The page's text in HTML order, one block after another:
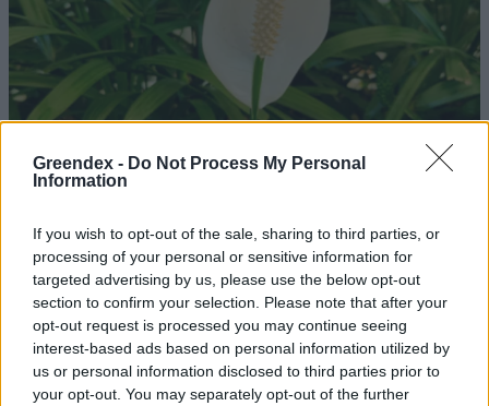
Greendex - Do Not Process My Personal
Information
If you wish to opt-out of the sale, sharing to third parties, or
processing of your personal or sensitive information for
targeted advertising by us, please use the below opt-out
section to confirm your selection. Please note that after your
opt-out request is processed you may continue seeing
interest-based ads based on personal information utilized by
us or personal information disclosed to third parties prior to
your opt-out. You may separately opt-out of the further
A vitorlavirág ideális szobanövény, hiszen kiválóan tűri a meleget
és a fényszegény környezetet.